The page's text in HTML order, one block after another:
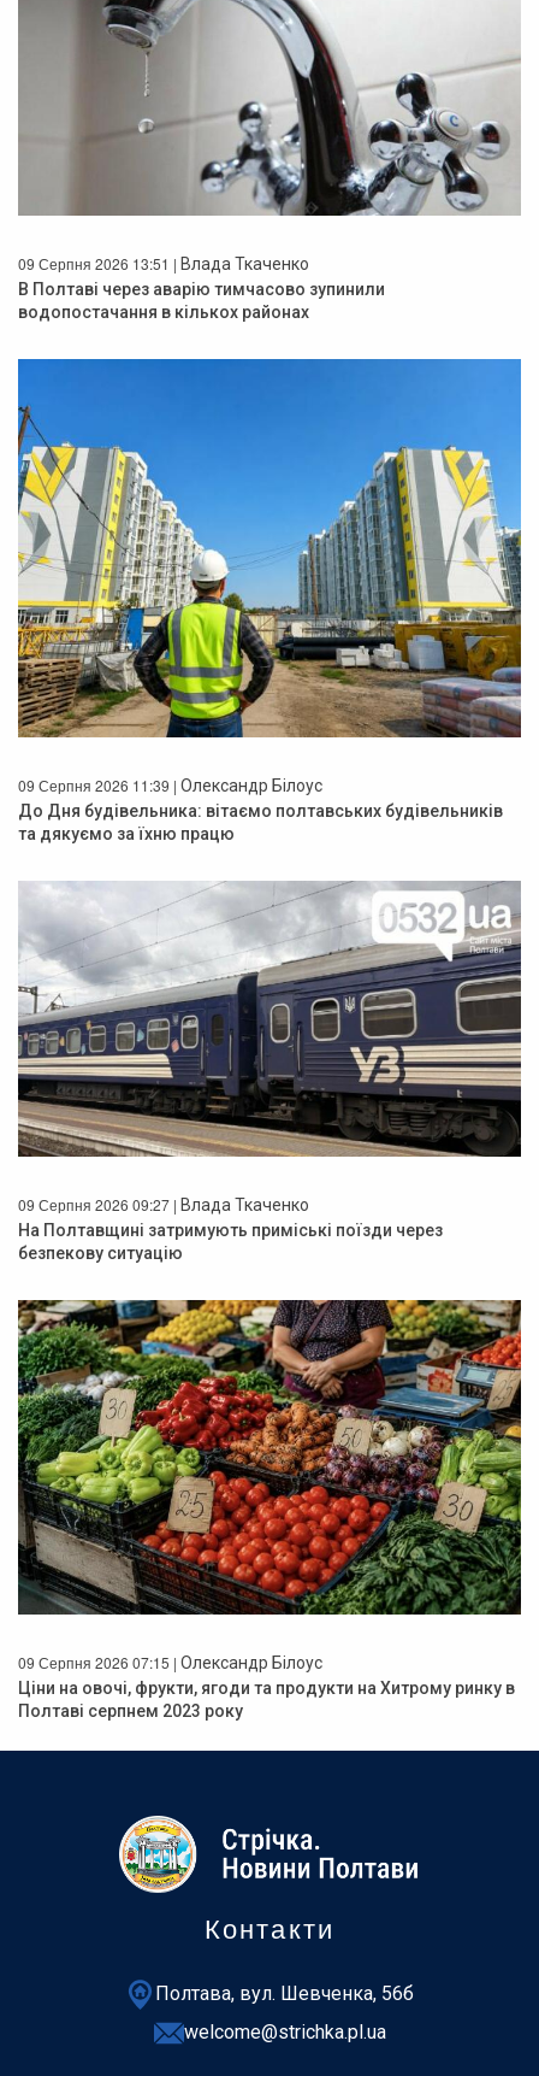
09 Серпня 2026 13:51 | Влада Ткаченко
В Полтаві через аварію тимчасово зупинили
водопостачання в кількох районах
09 Серпня 2026 11:39 | Олександр Білоус
До Дня будівельника: вітаємо полтавських будівельників
та дякуємо за їхню працю
09 Серпня 2026 09:27 | Влада Ткаченко
На Полтавщині затримують приміські поїзди через
безпекову ситуацію
09 Серпня 2026 07:15 | Олександр Білоус
Ціни на овочі, фрукти, ягоди та продукти на Хитрому ринку в
Полтаві серпнем 2023 року
Контакти
Полтава, вул. Шевченка, 56б
welcome@strichka.pl.ua